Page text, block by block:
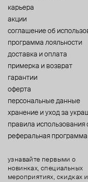
карьера
акции
cоглашение об
программа лояльности
доставка и оплата
примерка и возврат
гарантии
оферта
персональные данные
хранение и уход за
правила использования
реферальная программа
узнавайте первыми о
новинках, специальных
мероприятиях, скидках и